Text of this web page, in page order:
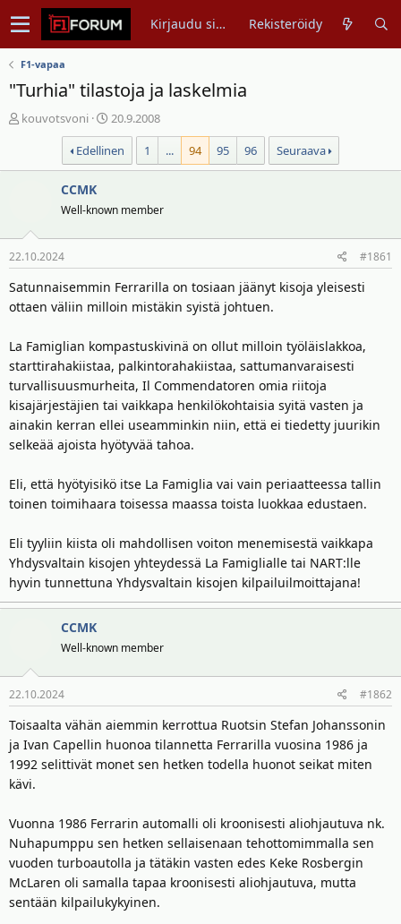
Kirjaudu sisään Rekisteröidy
F1-vapaa
"Turhia" tilastoja ja laskelmia
V
s
e
t
u
n
l
o
i
t
t
a
a
kouvotsvoni
A
l
o
i
u
p
v
ä
ä
ä
r
ä
20.9.2008
Edellinen
1 ... 94 95 96 Seuraava
CCMK
Well-known member
22.10.2024 #1861
Satunnaisemmin Ferrarilla on tosiaan jäänyt kisoja yleisesti
ottaen väliin milloin mistäkin syistä johtuen.
La Famiglian kompastuskivinä on ollut milloin työläislakkoa,
starttirahakiistaa, palkintorahakiistaa, sattumanvaraisesti
turvallisuusmurheita, Il Commendatoren omia riitoja
kisajärjestäjien tai vaikkapa henkilökohtaisia syitä vasten ja
ainakin kerran ellei useamminkin niin, että ei tiedetty juurikin
selkeää ajoista hyötyvää tahoa.
Eli, että hyötyisikö itse La Famiglia vai vain periaatteessa tallin
toinen toimihaara toisessa maassa toista luokkaa edustaen.
Eli tyyliin kiista oli mahdollisen voiton menemisestä vaikkapa
Yhdysvaltain kisojen yhteydessä La Famiglialle tai NART:lle
hyvin tunnettuna Yhdysvaltain kisojen kilpailuilmoittajana!
CCMK
Well-known member
22.10.2024 #1862
Toisaalta vähän aiemmin kerrottua Ruotsin Stefan Johanssonin
ja Ivan Capellin huonoa tilannetta Ferrarilla vuosina 1986 ja
1992 selittivät monet sen hetken todella huonot seikat miten
kävi.
Vuonna 1986 Ferrarin automalli oli kroonisesti aliohjautuva nk.
Nuhapumppu sen hetken sellaisenaan tehottomimmalla sen
vuoden turboautolla ja tätäkin vasten edes Keke Rosbergin
McLaren oli samalla tapaa kroonisesti aliohjautuva, mutta
sentään kilpailukykyinen.